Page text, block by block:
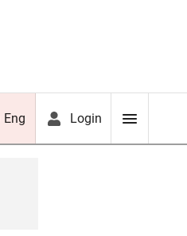
Eng Login